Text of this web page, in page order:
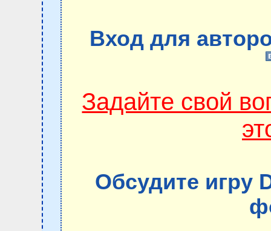
Вход для
Задайте свой
Обсудите игру